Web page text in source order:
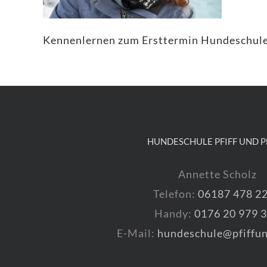
Kennenlernen zum Ersttermin
HUNDESCHULE PFIFF UND
Annette Scholz
Telefon: 06187 478
Handy: 0176 20 979
E-Mail: